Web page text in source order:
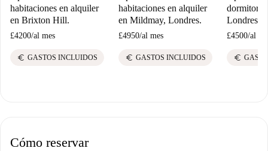
habitaciones en alquiler
en Brixton Hill.
£4200/al mes
euro GASTOS INCLUIDOS
habitaciones en alquiler
en Mildmay, Londres.
£4950/al mes
euro GASTOS INCLUIDOS
dormitorio
Londres
£4500/al
euro
Cómo reservar